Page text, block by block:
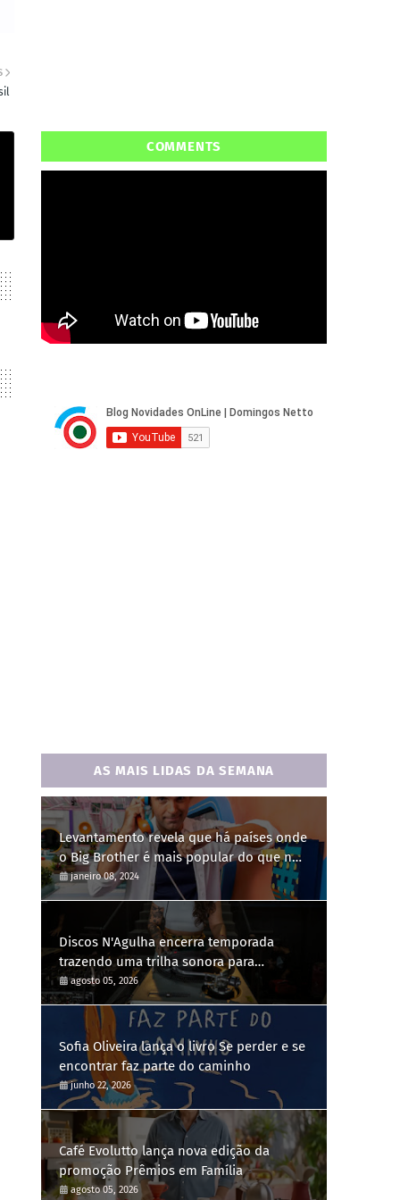
COMMENTS
AS MAIS LIDAS DA SEMANA
Levantamento revela que há países onde
o Big Brother é mais popular do que no
Brasil
janeiro 08, 2024
Discos N'Agulha encerra temporada
trazendo uma trilha sonora para
diferentes gerações
agosto 05, 2026
Sofia Oliveira lança o livro Se perder e se
encontrar faz parte do caminho
junho 22, 2026
Café Evolutto lança nova edição da
promoção Prêmios em Família
agosto 05, 2026